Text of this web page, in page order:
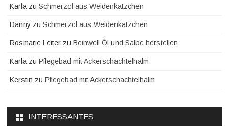
Karla zu Schmerzöl aus Weidenkätzchen
Danny zu Schmerzöl aus Weidenkätzchen
Rosmarie Leiter zu Beinwell Öl und Salbe herstellen
Karla zu Pflegebad mit Ackerschachtelhalm
Kerstin zu Pflegebad mit Ackerschachtelhalm
INTERESSANTES